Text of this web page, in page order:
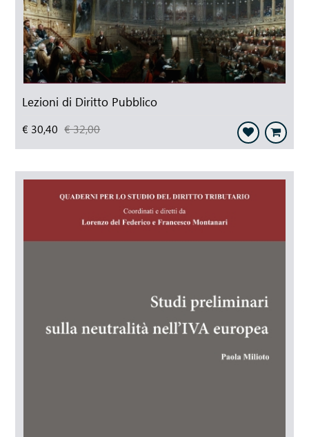
Lezioni di Diritto Pubblico
€ 30,40 € 32,00